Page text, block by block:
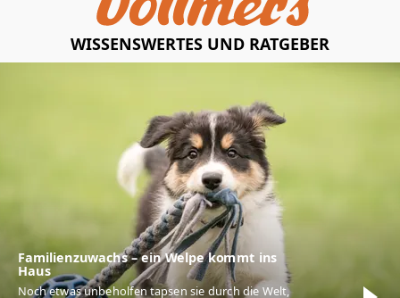
WISSENSWERTES UND RATGEBER
Familienzuwachs – ein Welpe kommt ins
Haus
Noch etwas unbeholfen tapsen sie durch die Welt,